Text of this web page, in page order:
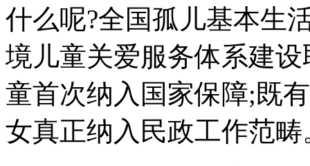
什么呢?全国孤儿基本生
境儿童关爱服务体系建
童首次纳入国家保障;既
女真正纳入民政工作范畴